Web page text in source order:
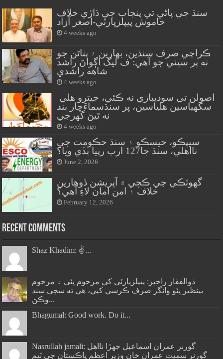
سنڌ جي پاڻي تي پنجاب جي ڌاڙي خلاف
خاموش پيپلزپارٽي-اصغر آزاد
4 weeks ago
ڪراچي صرف سنڌين، بهارين ۽ پٺاڻن جو
نه پر سڀني جو آهي: ف ليگ اڳواڻ راشد
شاهه راشدي
4 weeks ago
سگهياسين هلياسين، پر سنڌسماءَچار بند
نه ٿيڻ گهرجي
4 weeks ago
سيپڪو، حيسڪو ۽ سنڌ حڪومت جي
نااهلي، سنڌ جا127 ارب رپيا ٻڏي ويا؟
June 2, 2026
گهوٽڪي جي ڪچي ۾ آپريشن ڏوهارين
خلاف ۽ امن امان لاءِ آهي؟
February 12, 2026
Recent Comments
Shaz Khadim: ✌️...
ذوالفقار راڄپر: پيپلزپارٽي کي مرحوم ڀٽي ۽ مرحوم
بينظير ڀٽو وانگر صرف ڪرسي کپي، هي ته سڄي سنڌ
وڪڻ...
Bhagumal: Good work. Do it...
Nasrullah jamali: گورنر عمران اسماعيل جھڙا نااهل
گورنر سميت عمران خان وزير اعظم پاڪستان جي ٽيم